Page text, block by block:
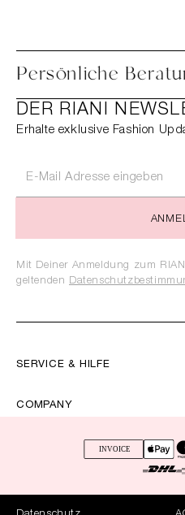
Persönliche
SERVICE & HILFE
COMPANY
DER RIANI
Erhalte exklusive Fashion
Mit Deiner Anmeldung zum
geltenden